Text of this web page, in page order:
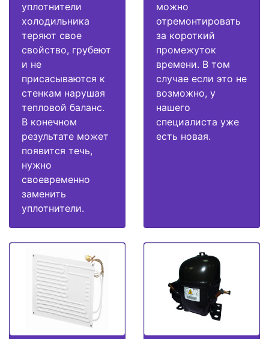
уплотнители
холодильника
теряют свое
свойство, грубеют
и не
присасываются к
стенкам нарушая
тепловой баланс.
В конечном
результате может
появится течь,
нужно
своевременно
заменить
уплотнители.
можно
отремонтировать
за короткий
промежуток
времени. В том
случае если это не
возможно, у
нашего
специалиста уже
есть новая.